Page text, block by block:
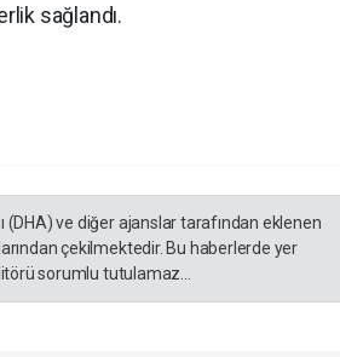
sağlandı.
(DHA) ve diğer ajanslar tarafından eklenen
çekilmektedir. Bu haberlerde yer
sorumlu tutulamaz...